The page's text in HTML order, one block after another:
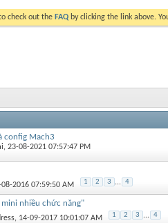
check out the FAQ by clicking the link above.
config Mach3
‎, 23-08-2021 07:57:47 PM
08-2016 07:59:50 AM 1 2 3 ... 4
mini nhiều chức năng"
‎, 14-09-2017 10:01:07 AM 1 2 3 ... 4